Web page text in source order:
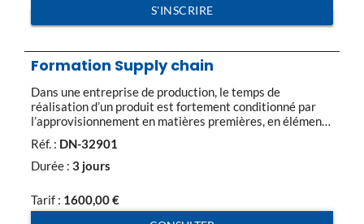
S'INSCRIRE
Formation Supply chain
Dans une entreprise de production, le temps de
réalisation d’un produit est fortement conditionné par
l’approvisionnement en matières premières, en éléments
de la chaîne de fabrication. On appelle ainsi « chaîne
logistique », l’ensemble des maillons relatifs à la
entendue de manière globale […]
Réf. : DN-32901
Durée : 3 jours
Tarif : 1600,00€